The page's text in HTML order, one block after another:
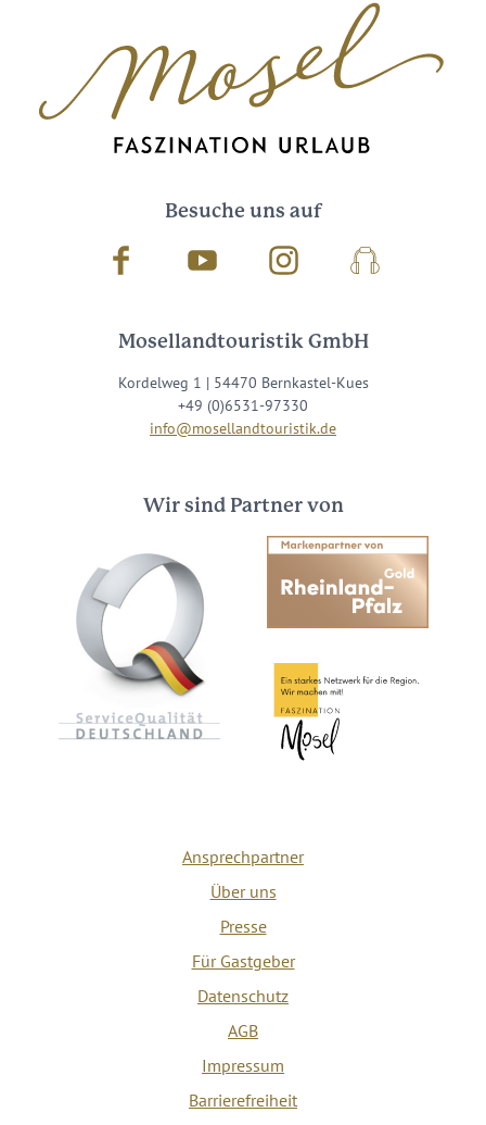
Besuche uns auf
Facebook Youtube InstagramPodcast
Mosellandtouristik GmbH
Kordelweg 1 | 54470 Bernkastel-Kues
+49 (0)6531-97330
info@mosellandtouristik.de
Wir sind Partner von
Ansprechpartner
Über uns
Presse
Für Gastgeber
Datenschutz
AGB
Impressum
Barrierefreiheit